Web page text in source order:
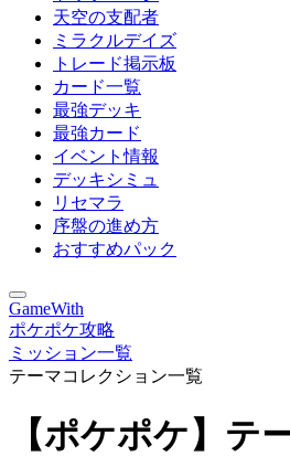
天空の支配者
ミラクルデイズ
トレード掲示板
カード一覧
最強デッキ
最強カード
イベント情報
デッキシミュ
リセマラ
序盤の進め方
おすすめパック
GameWith
ポケポケ攻略
ミッション一覧
テーマコレクション一覧
【ポケポケ】テ